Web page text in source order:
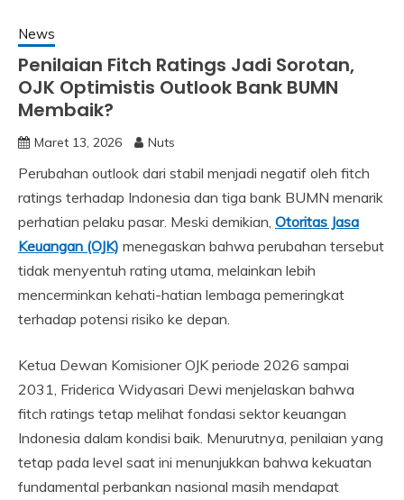
News
Penilaian Fitch Ratings Jadi Sorotan,
OJK Optimistis Outlook Bank BUMN
Membaik?
Maret 13, 2026 Nuts
Perubahan outlook dari stabil menjadi negatif oleh fitch
ratings terhadap Indonesia dan tiga bank BUMN menarik
perhatian pelaku pasar. Meski demikian, Otoritas Jasa
Keuangan (OJK) menegaskan bahwa perubahan tersebut
tidak menyentuh rating utama, melainkan lebih
mencerminkan kehati-hatian lembaga pemeringkat
terhadap potensi risiko ke depan.
Ketua Dewan Komisioner OJK periode 2026 sampai
2031, Friderica Widyasari Dewi menjelaskan bahwa
fitch ratings tetap melihat fondasi sektor keuangan
Indonesia dalam kondisi baik. Menurutnya, penilaian yang
tetap pada level saat ini menunjukkan bahwa kekuatan
fundamental perbankan nasional masih mendapat